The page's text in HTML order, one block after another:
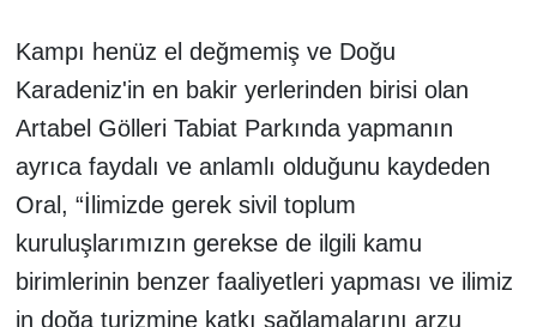
Kampı henüz el değmemiş ve Doğu
Karadeniz'in en bakir yerlerinden birisi olan
Artabel Gölleri Tabiat Parkında yapmanın
ayrıca faydalı ve anlamlı olduğunu kaydeden
Oral, “İlimizde gerek sivil toplum
kuruluşlarımızın gerekse de ilgili kamu
birimlerinin benzer faaliyetleri yapması ve ilimiz
in doğa turizmine katkı sağlamalarını arzu